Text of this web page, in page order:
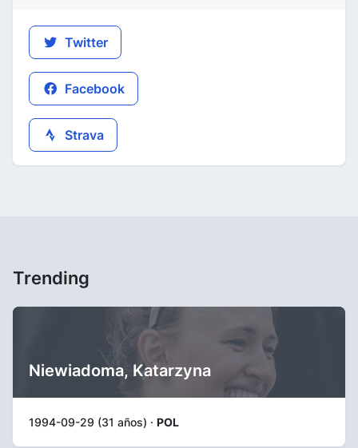
Twitter
Facebook
Strava
Trending
Niewiadoma, Katarzyna
1994-09-29 (31 años) · POL